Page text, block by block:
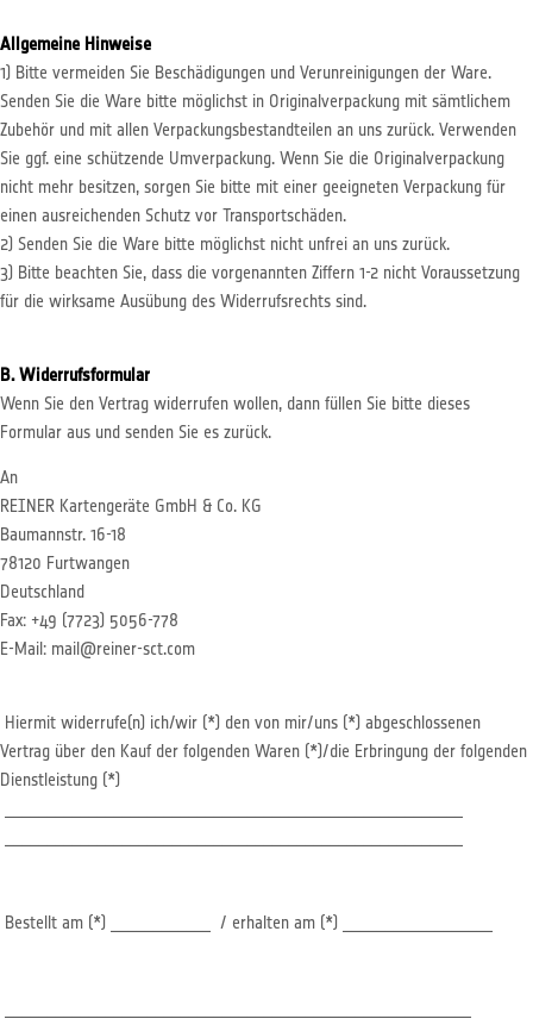
Allgemeine Hinweise
1) Bitte vermeiden Sie Beschädigungen und Verunreinigungen der Ware.
Senden Sie die Ware bitte möglichst in Originalverpackung mit sämtlichem
Zubehör und mit allen Verpackungsbestandteilen an uns zurück. Verwenden
Sie ggf. eine schützende Umverpackung. Wenn Sie die Originalverpackung
nicht mehr besitzen, sorgen Sie bitte mit einer geeigneten Verpackung für
einen ausreichenden Schutz vor Transportschäden.
2) Senden Sie die Ware bitte möglichst nicht unfrei an uns zurück.
3) Bitte beachten Sie, dass die vorgenannten Ziffern 1-2 nicht Voraussetzung
für die wirksame Ausübung des Widerrufsrechts sind.
B. Widerrufsformular
Wenn Sie den Vertrag widerrufen wollen, dann füllen Sie bitte dieses
Formular aus und senden Sie es zurück.
An
REINER Kartengeräte GmbH & Co. KG
Baumannstr. 16-18
78120 Furtwangen
Deutschland
Fax: +49 (7723) 5056-778
E-Mail: mail@reiner-sct.com
Hiermit widerrufe(n) ich/wir (*) den von mir/uns (*) abgeschlossenen
Vertrag über den Kauf der folgenden Waren (*)/die Erbringung der folgenden
Dienstleistung (*)
Bestellt am (*) ____________ / erhalten am (*) __________________